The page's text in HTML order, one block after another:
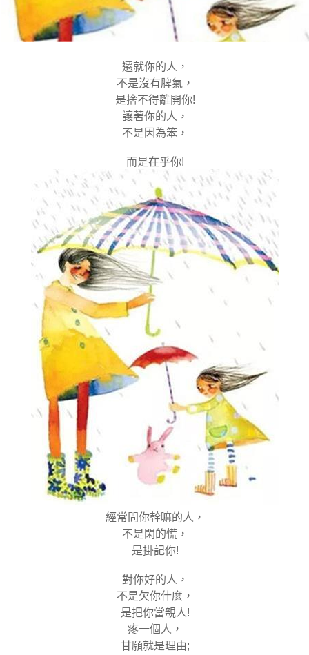
遷就你的人，
不是沒有脾氣，
是捨不得離開你!
讓著你的人，
不是因為笨，
而是在乎你!
經常問你幹嘛的人，
不是閑的慌，
是掛記你!
對你好的人，
不是欠你什麼，
是把你當親人!
疼一個人，
甘願就是理由;